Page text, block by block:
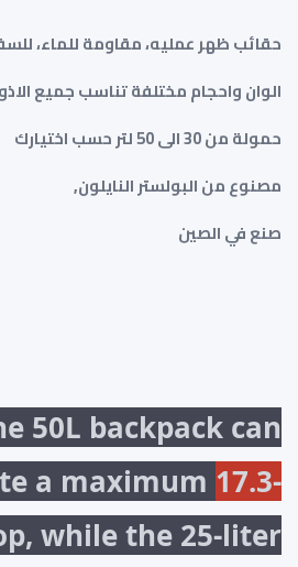
حقائب ظهر عمليه، مقاومة للماء،
الوان واحجام مختلفة تناسب جميع
حمولة من 30 الى 50 لتر حسب اختيارك
مصنوع من البولستر النايلون,
صنع في الصين
50L backpack can
a maximum 17.3-
while the 25-liter